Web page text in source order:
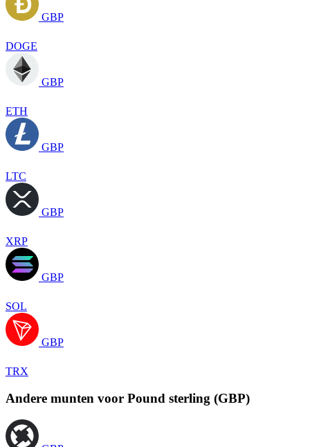
GBP
DOGE
GBP
ETH
GBP
LTC
GBP
XRP
GBP
SOL
GBP
TRX
Andere munten voor Pound sterling (GBP)